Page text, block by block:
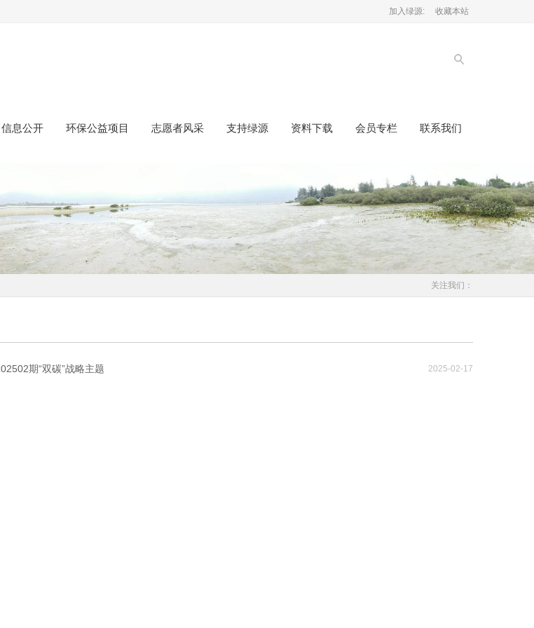
加入绿源: 收藏本站
信息公开 环保公益项目 志愿者风采 支持绿源 资料下载 会员专栏 联系我们
关注我们：
期“双碳”战略主题 2025-02-17